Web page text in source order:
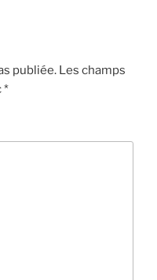
publiée. Les champs
*